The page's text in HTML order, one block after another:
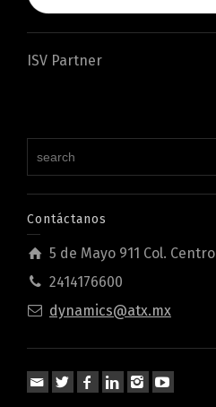
ISV Partner
Contáctanos
5 de Mayo 911 Col. Centro
2414176600
dynamics@atx.mx